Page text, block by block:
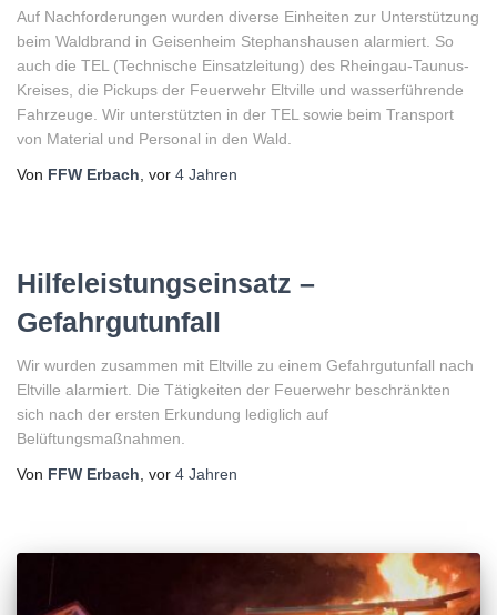
Auf Nachforderungen wurden diverse Einheiten zur Unterstützung
beim Waldbrand in Geisenheim Stephanshausen alarmiert. So
auch die TEL (Technische Einsatzleitung) des Rheingau-Taunus-
Kreises, die Pickups der Feuerwehr Eltville und wasserführende
Fahrzeuge. Wir unterstützten in der TEL sowie beim Transport
von Material und Personal in den Wald.
Von FFW Erbach , vor 4 Jahren
Hilfeleistungseinsatz –
Gefahrgutunfall
Wir wurden zusammen mit Eltville zu einem Gefahrgutunfall nach
Eltville alarmiert. Die Tätigkeiten der Feuerwehr beschränkten
sich nach der ersten Erkundung lediglich auf
Belüftungsmaßnahmen.
Von FFW Erbach , vor 4 Jahren